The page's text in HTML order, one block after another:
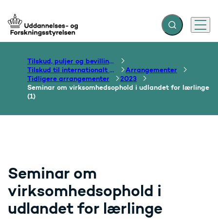
Gå til forsiden Fold søgefelt ud
Menu
Tilskud, puljer og bevillinger
Tilskud til internationalt samarbejde om uddannelse
Arrangementer
Tidligere arrangementer
2023
Seminar om virksomhedsophold i udlandet for lærlinge
(1)
Seminar om
virksomhedsophold i
udlandet for lærlinge